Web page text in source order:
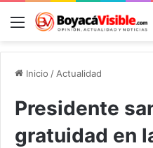
Menú
Inicio / Actualidad
Presidente
gratuidad en